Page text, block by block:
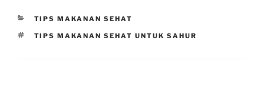
CATEGORIES
TIPS MAKANAN SEHAT
TAGS
TIPS MAKANAN SEHAT UNTUK SAHUR